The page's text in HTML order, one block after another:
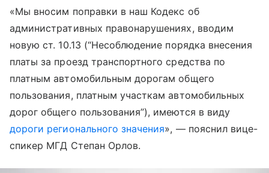
«Мы вносим поправки в наш Кодекс об
административных правонарушениях, вводим
новую ст. 10.13 (“Несоблюдение порядка внесения
платы за проезд транспортного средства по
платным автомобильным дорогам общего
пользования, платным участкам автомобильных
дорог общего пользования”), имеются в виду
дороги регионального значения», — пояснил вице-
спикер МГД Степан Орлов.